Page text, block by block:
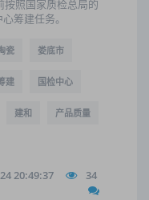
按照国家质检总局的
筹建任务。
瓷 娄底市
建 国检中心
建和 产品质量
20:49:37 34